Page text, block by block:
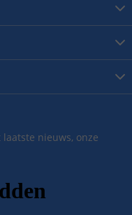
nieuws, onze